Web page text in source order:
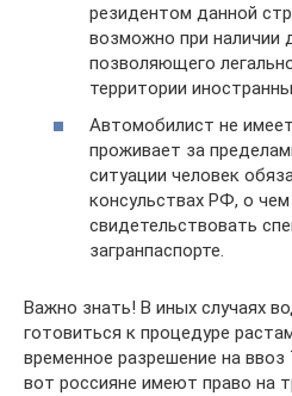
резидентом данной
возможно при наличии
позволяющего
территории
Автомобилист не
проживает за
ситуации человек
консульствах РФ, о
свидетельствовать
загранпаспорте.
Важно знать! В иных случаях
готовиться к процедуре
временное разрешение на
вот россияне имеют право на